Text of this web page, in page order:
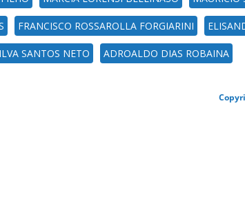
FRANCISCO ROSSAROLLA FORGIARINI
SANTOS NETO ADROALDO DIAS ROBAINA